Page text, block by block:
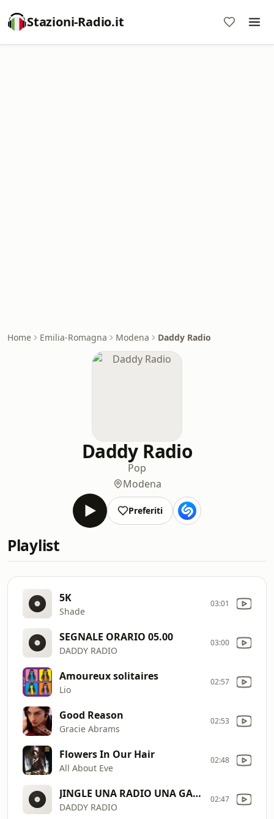
Stazioni-Radio.it
Home Emilia-Romagna Modena Daddy Radio
Daddy Radio
Pop
Modena
Preferiti
Playlist
5K
Shade
03:01
SEGNALE ORARIO 05.00
DADDY RADIO
03:00
Amoureux solitaires
Lio
02:57
Good Reason
Gracie Abrams
02:53
Flowers In Our Hair
All About Eve
02:48
JINGLE UNA RADIO UNA GARANZIA
DADDY RADIO
02:47